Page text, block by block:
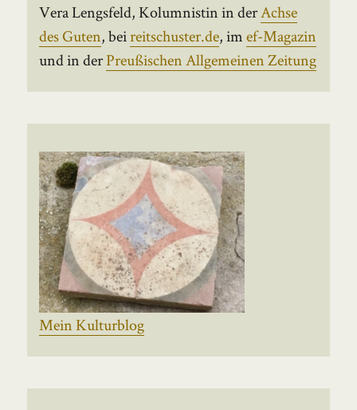
Vera Lengsfeld, Kolumnistin in derAchse
des Guten, beireitschuster.de, imef-Magazin
und in derPreußischen Allgemeinen Zeitung
Mein Kulturblog